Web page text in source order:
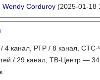
Wendy Corduroy (2025-01-18
4 канал, РТР / 8 канал,
/ 29 канал, ТВ-Центр —